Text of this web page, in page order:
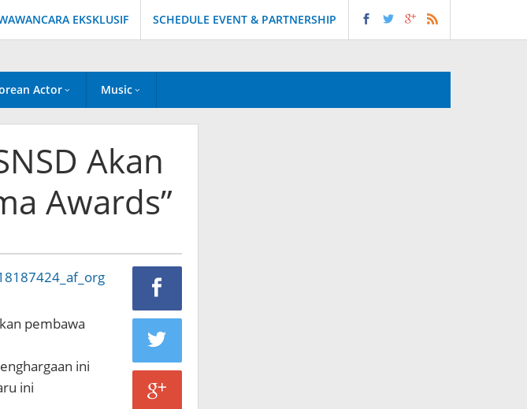
EKSKLUSIF SCHEDULE EVENT & PARTNERSHIP
Actor Music
Akan
Awards”
pembawa
ini
ini